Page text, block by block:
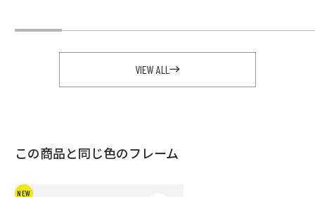
VIEW ALL
この商品と同じ色のフレーム
NEW